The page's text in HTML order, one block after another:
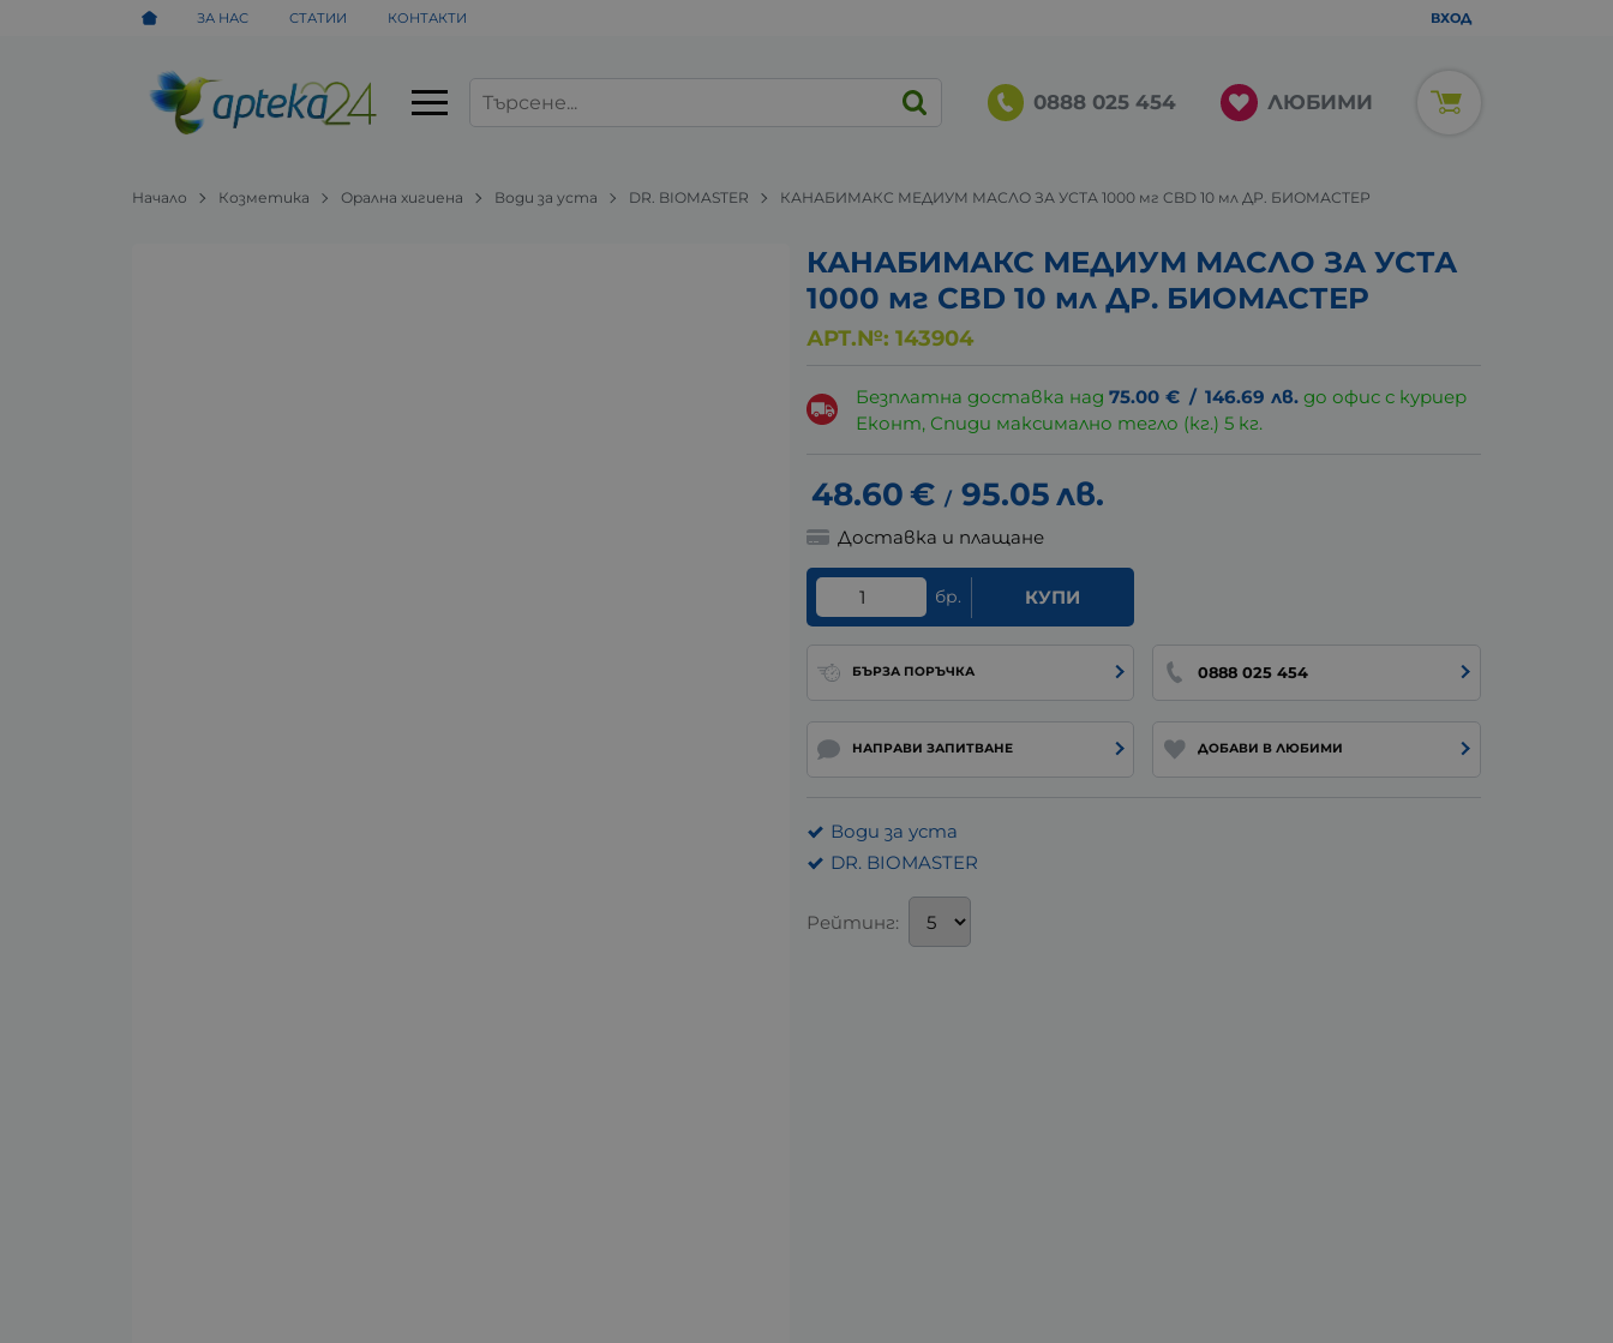
ЗА НАС СТАТИИ КОНТАКТИ ВХОД
0888 025 454 ЛЮБИМИ
Начало Козметика Орална хигиена Води за уста DR. BIOMASTER КАНАБИМАКС МЕДИУМ МАСЛО ЗА УСТА 1000 мг CBD 10 мл ДР. БИОМАСТЕР
КАНАБИМАКС МЕДИУМ МАСЛО ЗА УСТА
1000 мг CBD 10 мл ДР. БИОМАСТЕР
АРТ.№: 143904
Безплатна доставка над75.00 € / 146.69 лв. до офис с куриер
Еконт, Спиди максимално тегло (кг.) 5 кг.
48.60€ / 95.05лв.
Доставка и плащане
бр. КУПИ
БЪРЗА ПОРЪЧКА 0888 025 454
НАПРАВИ ЗАПИТВАНЕ ДОБАВИ В ЛЮБИМИ
Води за уста
DR. BIOMASTER
Рейтинг: